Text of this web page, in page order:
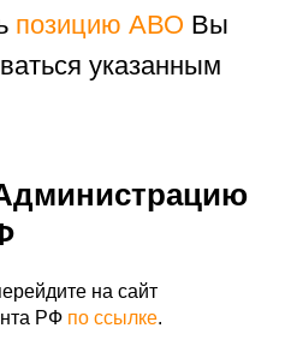
позицию АВО Вы
указанным
на сайт
РФ по ссылке.